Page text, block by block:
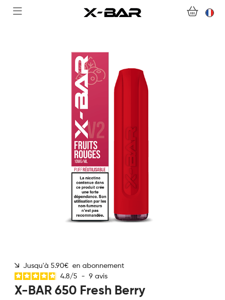
NOUS CONTACTER
FOIRE AUX QUESTIONS
DEVENIR REVENDEUR
Jusqu'à 5.90€ en abonnement
4.8/5 - 9 avis
X-BAR 650 Fresh Berry